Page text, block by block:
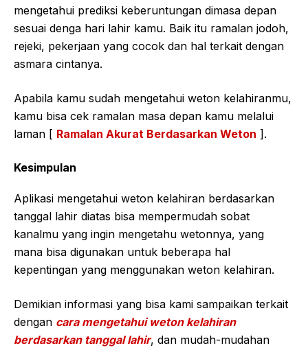
mengetahui prediksi keberuntungan dimasa depan
sesuai denga hari lahir kamu. Baik itu ramalan jodoh,
rejeki, pekerjaan yang cocok dan hal terkait dengan
asmara cintanya.
Apabila kamu sudah mengetahui weton kelahiranmu,
kamu bisa cek ramalan masa depan kamu melalui
laman [ Ramalan Akurat Berdasarkan Weton ].
Kesimpulan
Aplikasi mengetahui weton kelahiran berdasarkan
tanggal lahir diatas bisa mempermudah sobat
kanalmu yang ingin mengetahu wetonnya, yang
mana bisa digunakan untuk beberapa hal
kepentingan yang menggunakan weton kelahiran.
Demikian informasi yang bisa kami sampaikan terkait
dengan cara mengetahui weton kelahiran
berdasarkan tanggal lahir, dan mudah-mudahan